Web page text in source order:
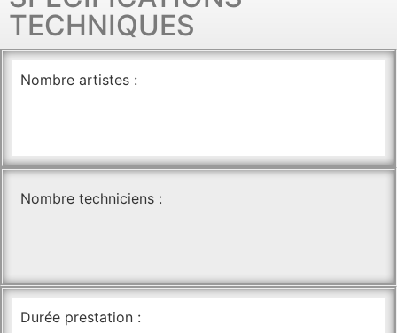
TECHNIQUES
Nombre artistes :
Nombre techniciens :
Durée prestation :